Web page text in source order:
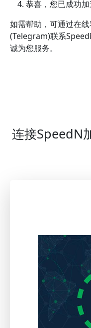
恭喜，您已成功
如需帮助，可通过在
(Telegram)联系
诚为您服务。
连接SpeedN